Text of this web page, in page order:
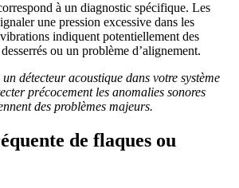
à un diagnostic spécifique. Les
une pression excessive dans les
indiquent potentiellement des
ou un problème d’alignement.
détecteur acoustique dans votre système
précocement les anomalies sonores
des problèmes majeurs.
de flaques ou